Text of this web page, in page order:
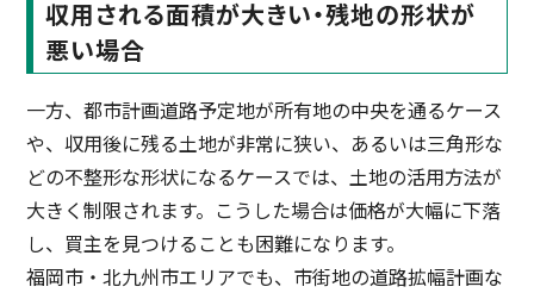
収用される面積が大きい・残地の形状が
悪い場合
一方、都市計画道路予定地が所有地の中央を通るケース
や、収用後に残る土地が非常に狭い、あるいは三角形な
どの不整形な形状になるケースでは、土地の活用方法が
大きく制限されます。こうした場合は価格が大幅に下落
し、買主を見つけることも困難になります。
福岡市・北九州市エリアでも、市街地の道路拡幅計画な